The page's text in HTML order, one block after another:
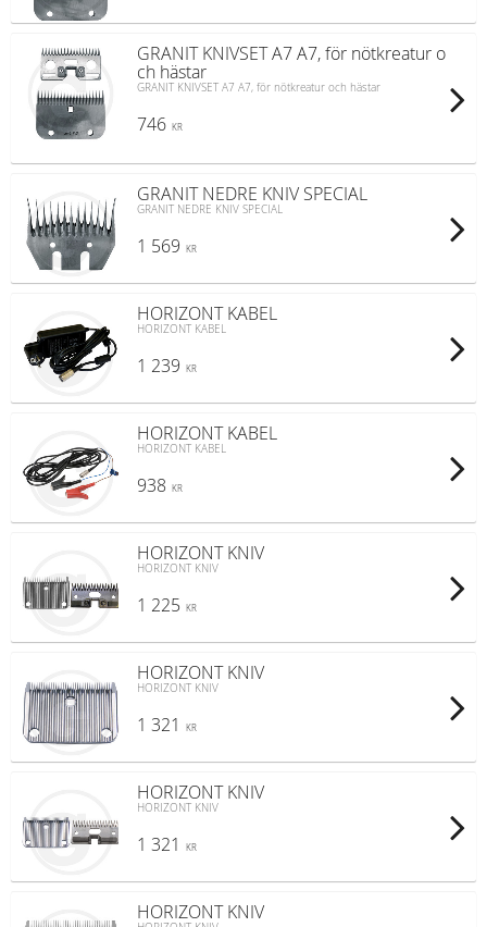
GRANIT KNIVSET A7 A7, för nötkreatur o
ch hästar
GRANIT KNIVSET A7 A7, för nötkreatur och hästar
746 KR
GRANIT NEDRE KNIV SPECIAL
GRANIT NEDRE KNIV SPECIAL
1 569 KR
HORIZONT KABEL
HORIZONT KABEL
1 239 KR
HORIZONT KABEL
HORIZONT KABEL
938 KR
HORIZONT KNIV
HORIZONT KNIV
1 225 KR
HORIZONT KNIV
HORIZONT KNIV
1 321 KR
HORIZONT KNIV
HORIZONT KNIV
1 321 KR
HORIZONT KNIV